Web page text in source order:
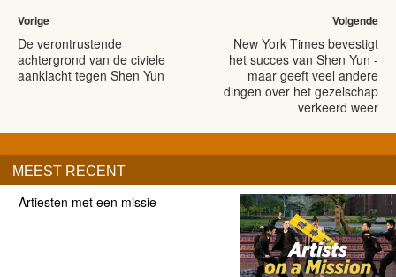
Vorige
De verontrustende
achtergrond van de civiele
aanklacht tegen Shen Yun
Volgende
New York Times bevestigt
het succes van Shen Yun -
maar geeft veel andere
dingen over het gezelschap
verkeerd weer
MEEST RECENT
Artiesten met een missie